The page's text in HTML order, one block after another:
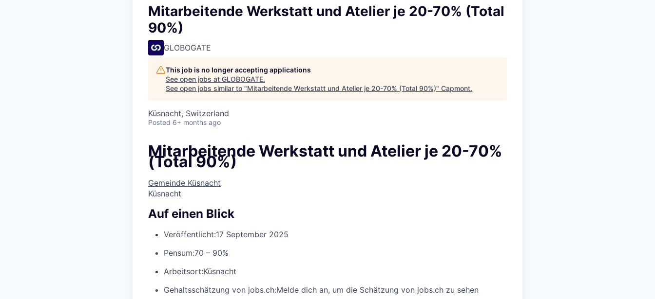
Mitarbeitende Werkstatt und Atelier je 20-70% (Total
90%)
GLOBOGATE
This job is no longer accepting applications
See open jobs at GLOBOGATE.
See open jobs similar to "Mitarbeitende Werkstatt und Atelier je 20-70% (Total 90%)" Capmont.
Küsnacht, Switzerland
Posted 6+ months ago
Mitarbeitende Werkstatt und Atelier je 20-70%
(Total 90%)
Gemeinde Küsnacht
Küsnacht
Auf einen Blick
Veröffentlicht:17 September 2025
Pensum:70 – 90%
Arbeitsort:Küsnacht
Gehaltsschätzung von jobs.ch:Melde dich an, um die Schätzung von jobs.ch zu sehen